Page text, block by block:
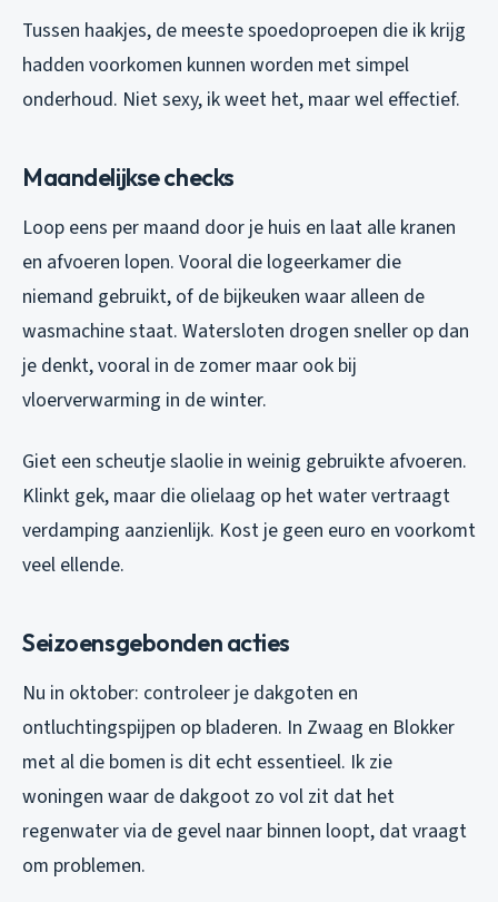
Tussen haakjes, de meeste spoedoproepen die ik krijg
hadden voorkomen kunnen worden met simpel
onderhoud. Niet sexy, ik weet het, maar wel effectief.
Maandelijkse checks
Loop eens per maand door je huis en laat alle kranen
en afvoeren lopen. Vooral die logeerkamer die
niemand gebruikt, of de bijkeuken waar alleen de
wasmachine staat. Watersloten drogen sneller op dan
je denkt, vooral in de zomer maar ook bij
vloerverwarming in de winter.
Giet een scheutje slaolie in weinig gebruikte afvoeren.
Klinkt gek, maar die olielaag op het water vertraagt
verdamping aanzienlijk. Kost je geen euro en voorkomt
veel ellende.
Seizoensgebonden acties
Nu in oktober: controleer je dakgoten en
ontluchtingspijpen op bladeren. In Zwaag en Blokker
met al die bomen is dit echt essentieel. Ik zie
woningen waar de dakgoot zo vol zit dat het
regenwater via de gevel naar binnen loopt, dat vraagt
om problemen.